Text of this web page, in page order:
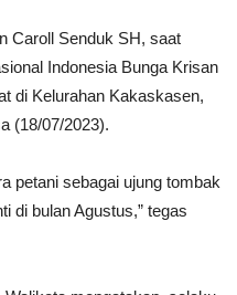
Caroll Senduk SH, saat
Indonesia Bunga Krisan
di Kelurahan Kakaskasen,
(18/07/2023).
petani sebagai ujung tombak
di bulan Agustus,” tegas